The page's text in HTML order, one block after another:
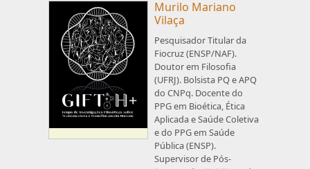
Murilo Mariano
Vilaça
Pesquisador Titular da
Fiocruz (ENSP/NAF).
Doutor em Filosofia
(UFRJ). Bolsista PQ e APQ
do CNPq. Docente do
PPG em Bioética, Ética
Aplicada e Saúde Coletiva
e do PPG em Saúde
Pública (ENSP).
Supervisor de Pós-